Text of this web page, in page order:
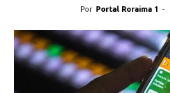
Por Portal Roraima 1 -